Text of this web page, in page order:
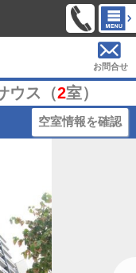
お問合せ
ウス（2室）
空室情報を確認